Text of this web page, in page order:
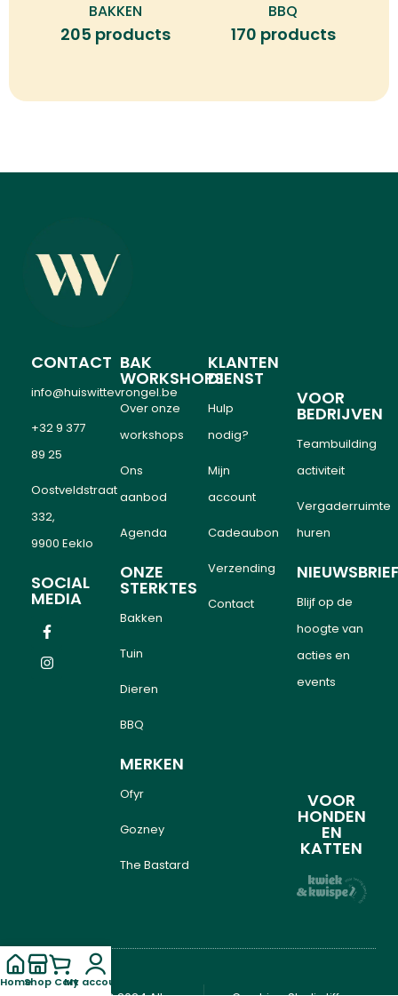
BAKKEN
205 products
BBQ
170 products
CONTACT
info@huiswittevrongel.be
+32 9 377
89 25
Oostveldstraat
332,
9900 Eeklo
SOCIAL
MEDIA
BAK
WORKSHOPS
Over onze
workshops
Ons
aanbod
Agenda
ONZE
STERKTES
Bakken
Tuin
Dieren
BBQ
MERKEN
Ofyr
Gozney
The Bastard
KLANTEN
DIENST
Hulp
nodig?
Mijn
account
Cadeaubon
Verzending
Contact
VOOR
BEDRIJVEN
Teambuilding
activiteit
Vergaderruimte
huren
Blijf op de
hoogte van
acties en
events
VOOR
HONDEN
EN
KATTEN
HomeShop Cart
My account